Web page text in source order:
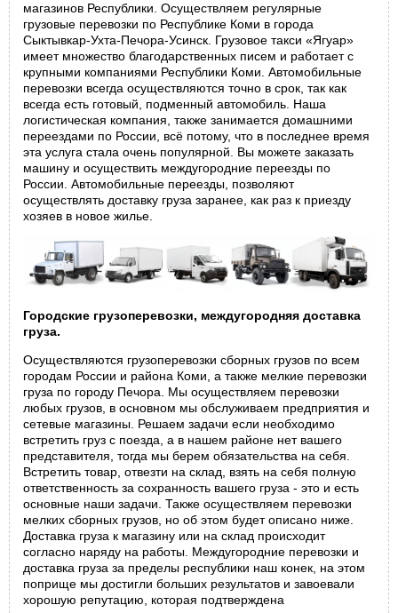
магазинов Республики. Осуществляем регулярные
грузовые перевозки по Республике Коми в города
Сыктывкар-Ухта-Печора-Усинск. Грузовое такси «Ягуар»
имеет множество благодарственных писем и работает с
крупными компаниями Республики Коми. Автомобильные
перевозки всегда осуществляются точно в срок, так как
всегда есть готовый, подменный автомобиль. Наша
логистическая компания, также занимается домашними
переездами по России, всё потому, что в последнее время
эта услуга стала очень популярной. Вы можете заказать
машину и осуществить междугородние переезды по
России. Автомобильные переезды, позволяют
осуществлять доставку груза заранее, как раз к приезду
хозяев в новое жилье.
Городские грузоперевозки, междугородняя доставка
груза.
Осуществляются грузоперевозки сборных грузов по всем
городам России и района Коми, а также мелкие перевозки
груза по городу Печора. Мы осуществляем перевозки
любых грузов, в основном мы обслуживаем предприятия и
сетевые магазины. Решаем задачи если необходимо
встретить груз с поезда, а в нашем районе нет вашего
представителя, тогда мы берем обязательства на себя.
Встретить товар, отвезти на склад, взять на себя полную
ответственность за сохранность вашего груза - это и есть
основные наши задачи. Также осуществляем перевозки
мелких сборных грузов, но об этом будет описано ниже.
Доставка груза к магазину или на склад происходит
согласно наряду на работы. Междугородние перевозки и
доставка груза за пределы республики наш конек, на этом
поприще мы достигли больших результатов и завоевали
хорошую репутацию, которая подтверждена